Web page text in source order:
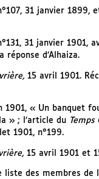
31 janvier 1899,
31 janvier 1901,
d’Alhaiza.
15 avril 1901.
1901, « Un banquet
» ; l’article du Temps
1901, n°199.
15 avril 1901 et
des membres de